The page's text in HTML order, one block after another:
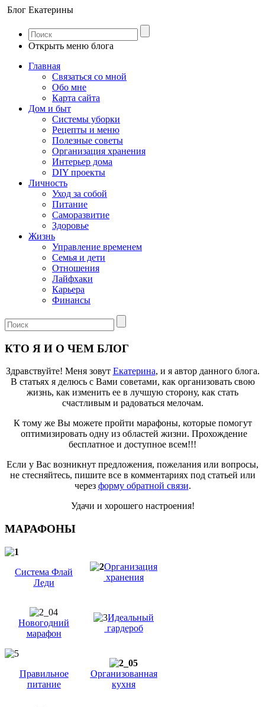
Блог Екатерины
Открыть меню блога
Главная
Связаться со мной
Обо мне
Карта сайта
Дом и быт
Системы уборки
Рецепты и меню
Полезные советы
Организация хранения
Интерьер дома
DIY проекты
Личность
Уход за собой
Питание
Саморазвитие
Здоровье
Жизнь
Управление временем
Семья и дети
Отношения
Лайфхаки
Карьера
Финансы
КТО Я И О ЧЕМ БЛОГ
Здравствуйте! Меня зовут Екатерина, и я автор данного блога.
В статьях я делюсь с Вами советами, как организовать свою
жизнь, как изменить ее в лучшую сторону, как стать
счастливым и радоваться мелочам.
К тому же Вы можете пройти марафоны, которые помогут
оптимизировать одну из областей жизни. Прохождение
бесплатное и доступное всем!!!
Если у Вас возникнут предложения, пожелания или вопросы,
не стесняйтесь, пишите все в комментариях под статьей или
через форму обратной связи.
Удачи и хорошего настроения!
МАРАФОНЫ
Система Флай
Леди
Организация
хранения
Новогодний
марафон
Идеальный
гардероб
Правильное
питание
Организованная
кухня